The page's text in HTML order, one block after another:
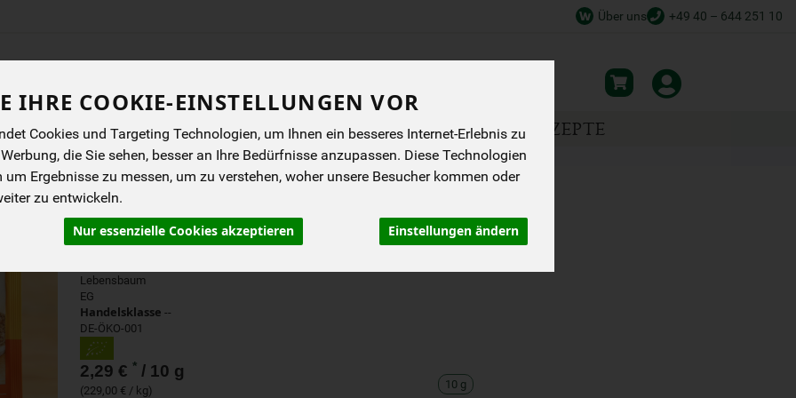
IHRE COOKIE-EINSTELLUNGEN VOR
Cookies und Targeting Technologien, um Ihnen ein besseres Internet-Erlebnis zu
die Sie sehen, besser an Ihre Bedürfnisse anzupassen. Diese Technologien
Ergebnisse zu messen, um zu verstehen, woher unsere Besucher kommen oder
zu entwickeln.
Nur essenzielle Cookies akzeptieren Einstellungen ändern
+49 40 – 644 251 10
Über uns
BIOKISTEN ANGEBOTE NEUES INSPIRATION REZEPTE
KARDAMOM GEMAHLEN 10 G
Für Geflügel, Obstspeisen, Gebäck und mehr.
Lebensbaum
EG
Handelsklasse --
DE-ÖKO-001
2,29 € * / 10 g
(229,00 € / kg)
10 g